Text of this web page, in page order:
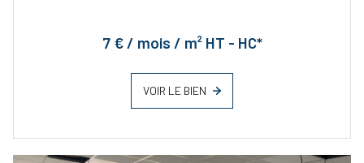
7 € / mois / m² HT - HC*
VOIR LE BIEN